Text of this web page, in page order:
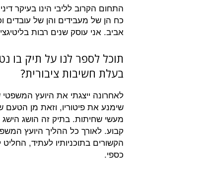
כח הן של מעבידים והן של
אביב. אני עוסק שנים רבות
תוכל לספר לנו על תיק בו
בעלת חשיבות ציבורית?
לאחרונה ייצגתי את היועץ
שימנע את פיטוריו, וזאת מן
מעשי שחיתות. בתיק זה הושג הישג
קבוע. לאורך כל ההליך היועץ
הקשורים בתוכניותיו לעתיד,
כספי.